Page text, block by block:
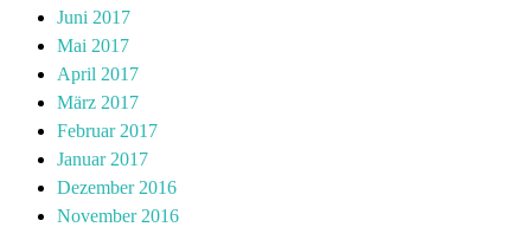
Juni 2017
Mai 2017
April 2017
März 2017
Februar 2017
Januar 2017
Dezember 2016
November 2016